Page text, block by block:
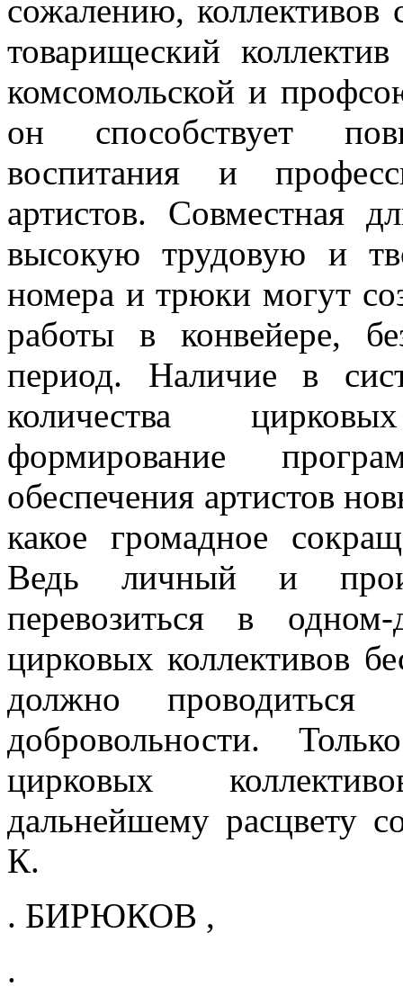
сожалению,
товарищеский
комсомольской и
он способствует
воспитания и
артистов. Совместная
высокую трудовую и
номера и трюки могут
работы в кон­вейере,
период. Наличие в
количества
формирование
обеспечения артистов
какое громадное
Ведь личный и
перевозиться в
цирковых коллективов
должно
добровольности.
цирковых
дальнейшему расцвету
К.
. БИРЮКОВ ,
.